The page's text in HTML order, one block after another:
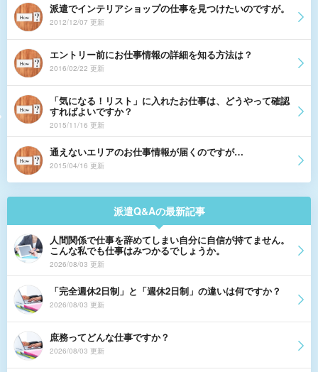
派遣でインテリアショップの仕事を見つけたいのですが。
2012/12/07 更新
エントリー前にお仕事情報の詳細を知る方法は？
2016/02/22 更新
「気になる！リスト」に入れたお仕事は、どうやって確認
すればよいですか？
2015/11/16 更新
通えないエリアのお仕事情報が届くのですが…
2015/04/16 更新
派遣Q&Aの最新記事
人間関係で仕事を辞めてしまい自分に自信が持てません。
こんな私でも仕事はみつかるでしょうか。
2026/08/03 更新
「完全週休2日制」と「週休2日制」の違いは何ですか？
2026/08/03 更新
庶務ってどんな仕事ですか？
2026/08/03 更新